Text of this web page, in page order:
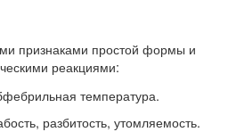
признаками простой формы и
реакциями:
температура.
разбитость, утомляемость.